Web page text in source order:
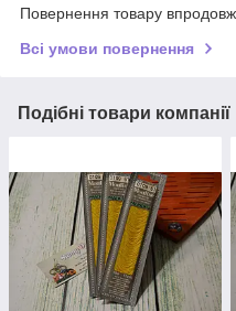
Повернення товару
Всі умови повернення
Подібні товари компанії